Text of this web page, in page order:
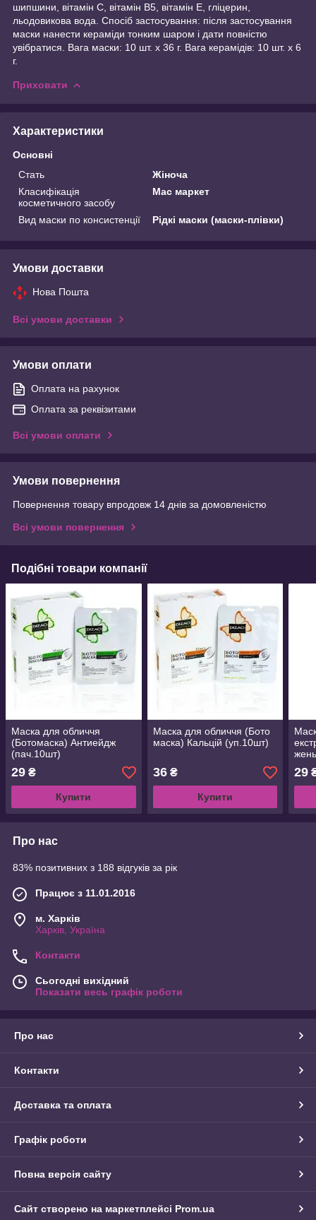
шипшини, вітамін С, вітамін В5, вітамін E, гліцерин,
льодовикова вода. Спосіб застосування: після застосування
маски нанести кераміди тонким шаром і дати повністю
увібратися. Вага маски: 10 шт. х 36 г. Вага керамідів: 10 шт. х 6
г.
Приховати
Характеристики
Основні
Стать
Жіноча
Класифікація
косметичного засобу
Мас маркет
Вид маски по консистенції Рідкі маски (маски-плівки)
Умови доставки
Нова Пошта
Всі умови доставки
Умови оплати
Оплата на рахунок
Оплата за реквізитами
Всі умови оплати
Умови повернення
Повернення товару впродовж 14 днів за домовленістю
Всі умови повернення
Подібні товари компанії
Маска для обличчя
(Ботомаска) Антиейдж
(пач.10шт)
29 ₴
Купити
Маска для обличчя (Бото
маска) Кальцій (уп.10шт)
36₴
Купити
29
Про нас
83% позитивних з 188 відгуків за рік
Працює з 11.01.2016
м. Харків
Харків, Україна
Контакти
Сьогодні вихідний
Показати весь графік роботи
Про нас
Контакти
Доставка та оплата
Графік роботи
Повна версія сайту
Сайт створено на маркетплейсі Prom.ua